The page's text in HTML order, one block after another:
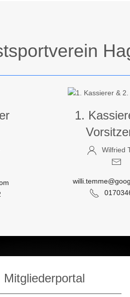
1.
Wilfried
Mitgliederportal